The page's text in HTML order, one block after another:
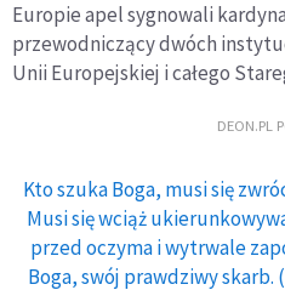
Europie apel sygnowali
przewodniczący dwóch
Unii Europejskiej i całego
DEON.PL
Kto szuka Boga, musi się
Musi się wciąż
przed oczyma i wytrwale
Boga, swój prawdziwy skarb.